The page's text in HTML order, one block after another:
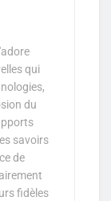
qui
du
savoirs
de
fidèles